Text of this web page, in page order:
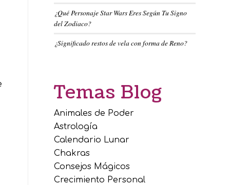
¿Qué Personaje Star Wars Eres Según Tu Signo
del Zodiaco?
¿Significado restos de vela con forma de Reno?
Temas Blog
Animales de Poder
Astrología
Calendario Lunar
Chakras
Consejos Mágicos
Crecimiento Personal